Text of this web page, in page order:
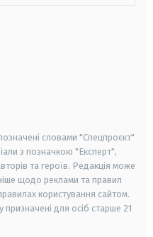
словами "Спецпроєкт"
з позначкою "Експерт",
та героїв. Редакція може
щодо реклами та правил
користування сайтом.
призначені для осіб старше 21